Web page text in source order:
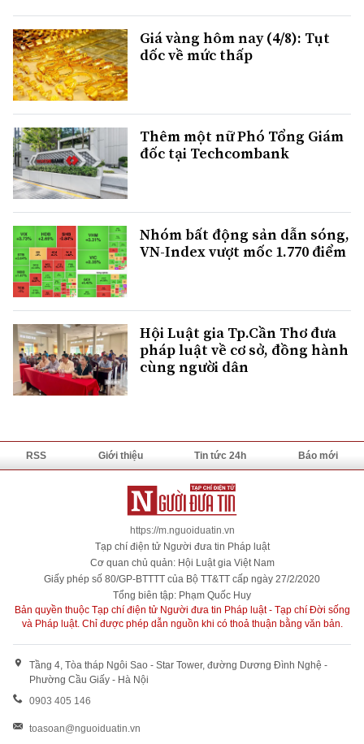
Giá vàng hôm nay (4/8): Tụt
dốc về mức thấp
Thêm một nữ Phó Tổng Giám
đốc tại Techcombank
Nhóm bất động sản dẫn sóng,
VN-Index vượt mốc 1.770 điểm
Hội Luật gia Tp.Cần Thơ đưa
pháp luật về cơ sở, đồng hành
cùng người dân
RSS Giới thiệu Tin tức 24h Báo mới
https://m.nguoiduatin.vn
Tạp chí điện tử Người đưa tin Pháp luật
Cơ quan chủ quản: Hội Luật gia Việt Nam
Giấy phép số 80/GP-BTTTT của Bộ TT&TT cấp ngày 27/2/2020
Tổng biên tập: Phạm Quốc Huy
Bản quyền thuộc Tạp chí điện tử Người đưa tin Pháp luật - Tạp chí Đời sống
và Pháp luật. Chỉ được phép dẫn nguồn khi có thoả thuận bằng văn bản.
Tầng 4, Tòa tháp Ngôi Sao - Star Tower, đường Dương Đình Nghệ -
Phường Cầu Giấy - Hà Nội
0903 405 146
toasoan@nguoiduatin.vn